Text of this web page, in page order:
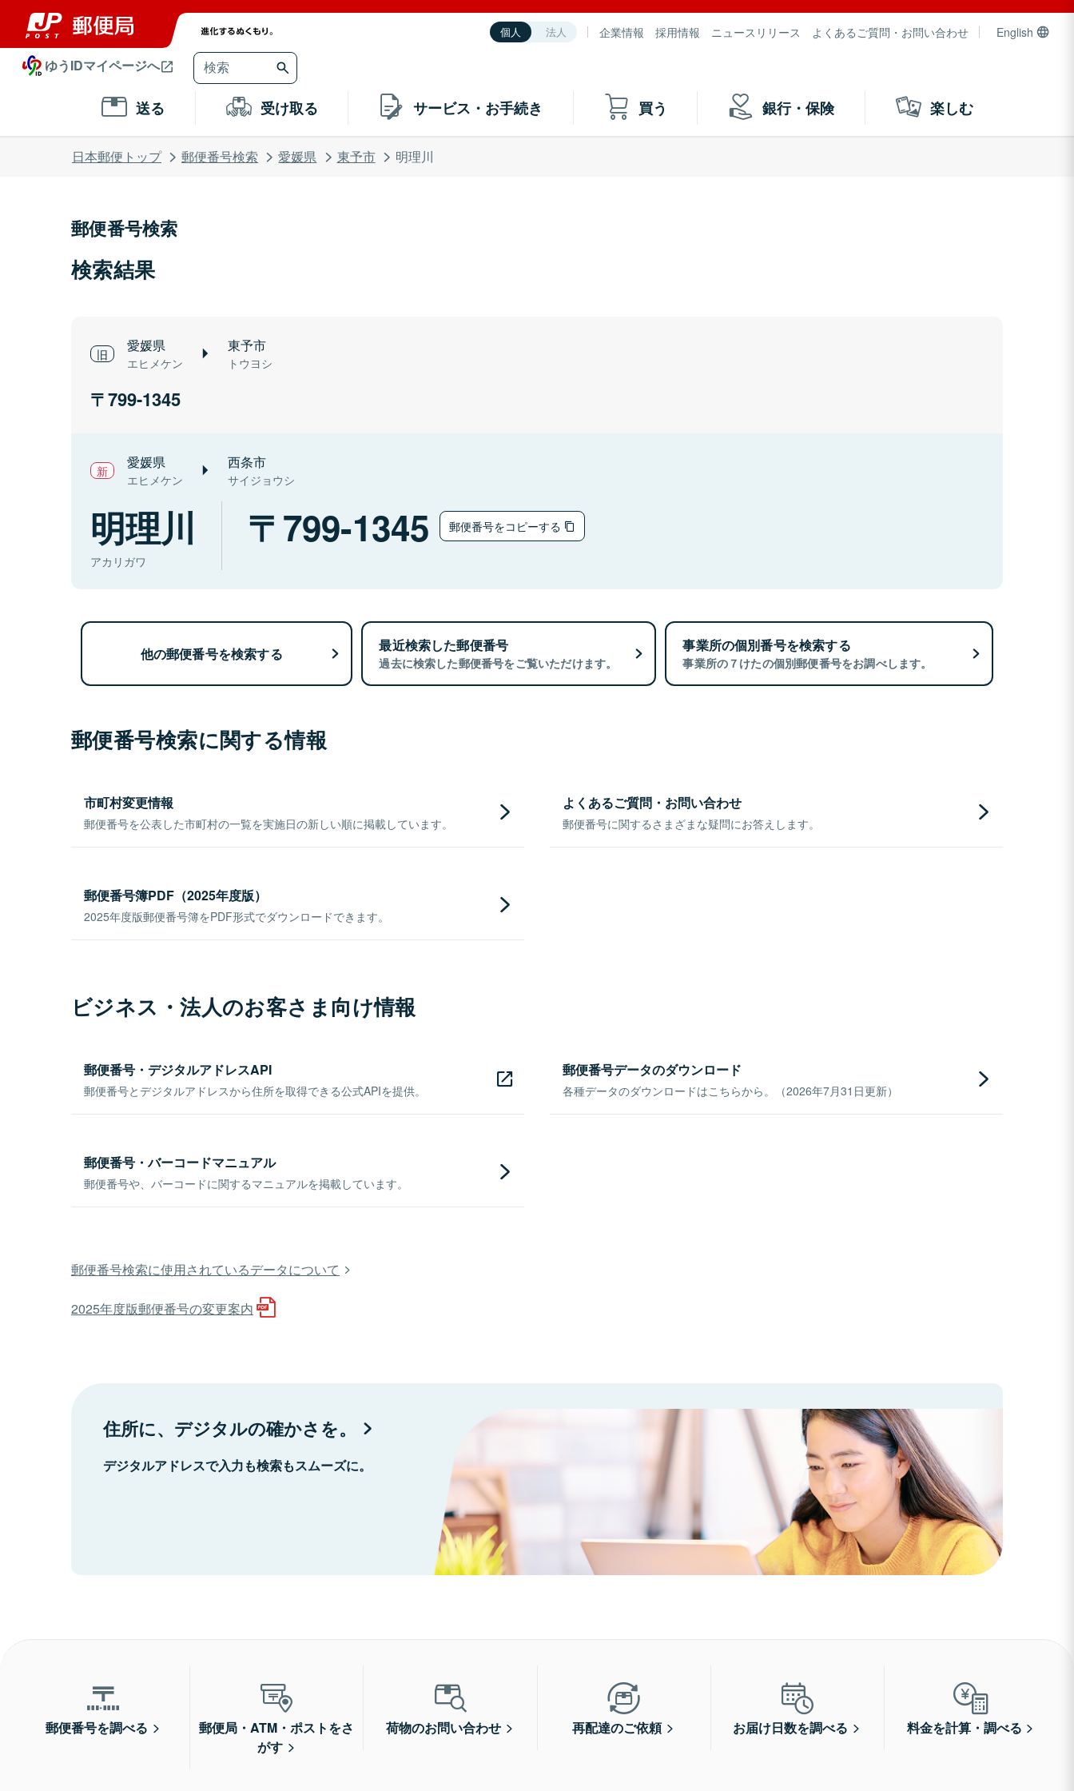
個人 法人 企業情報 採用情報 ニュースリリース よくあるご質問・お問い合わせ English
ゆうIDマイページへ
送る 受け取る サービス・お手続き 買う 銀行・保険 楽しむ
日本郵便トップ 郵便番号検索 愛媛県 東予市 明理川
郵便番号検索
検索結果
愛媛県
エヒメケン
東予市
トウヨシ
799-1345
愛媛県
エヒメケン
西条市
サイジョウシ
明理川
アカリガワ
799-1345 郵便番号をコピーする
他の郵便番号を検索する 最近検索した郵便番号
過去に検索した郵便番号をご覧いただけます。
事業所の個別番号を検索する
事業所の７けたの個別郵便番号をお調べします。
郵便番号検索に関する情報
市町村変更情報
郵便番号を公表した市町村の一覧を実施日の新しい順に掲載しています。
よくあるご質問・お問い合わせ
郵便番号に関するさまざまな疑問にお答えします。
郵便番号簿PDF（2025年度版）
2025年度版郵便番号簿をPDF形式でダウンロードできます。
ビジネス・法人のお客さま向け情報
郵便番号・デジタルアドレスAPI
郵便番号とデジタルアドレスから住所を取得できる公式APIを提供。
郵便番号データのダウンロード
各種データのダウンロードはこちらから。（2026年7月31日更新）
郵便番号・バーコードマニュアル
郵便番号や、バーコードに関するマニュアルを掲載しています。
郵便番号検索に使用されているデータについて
2025年度版郵便番号の変更案内
住所に、デジタルの確かさを。
デジタルアドレスで入力も検索もスムーズに。
郵便番号を調べる
郵便局・ATM・ポストをさ
がす
荷物のお問い合わせ 再配達のご依頼 お届け日数を調べる 料金を計算・調べる